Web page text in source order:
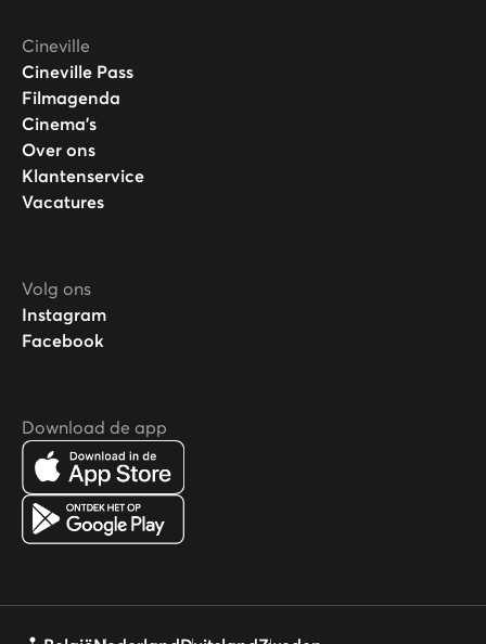
Cineville
Cineville Pass
Filmagenda
Cinema's
Over ons
Klantenservice
Vacatures
Volg ons
Instagram
Facebook
Download de app